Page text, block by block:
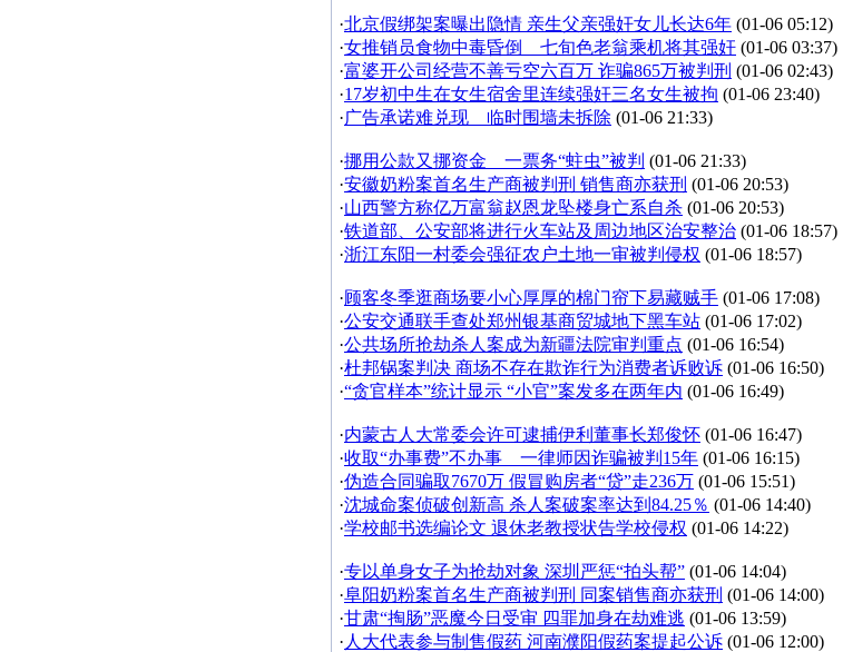
·北京假绑架案曝出隐情 亲生父亲强奸女儿长达6年 (01-06 05:12)
·女推销员食物中毒昏倒 七旬色老翁乘机将其强奸 (01-06 03:37)
·富婆开公司经营不善亏空六百万 诈骗865万被判刑 (01-06 02:43)
·17岁初中生在女生宿舍里连续强奸三名女生被拘 (01-06 23:40)
·广告承诺难兑现 临时围墙未拆除 (01-06 21:33)
·挪用公款又挪资金 一票务“蛀虫”被判 (01-06 21:33)
·安徽奶粉案首名生产商被判刑 销售商亦获刑 (01-06 20:53)
·山西警方称亿万富翁赵恩龙坠楼身亡系自杀 (01-06 20:53)
·铁道部、公安部将进行火车站及周边地区治安整治 (01-06 18:57)
·浙江东阳一村委会强征农户土地一审被判侵权 (01-06 18:57)
·顾客冬季逛商场要小心厚厚的棉门帘下易藏贼手 (01-06 17:08)
·公安交通联手查处郑州银基商贸城地下黑车站 (01-06 17:02)
·公共场所抢劫杀人案成为新疆法院审判重点 (01-06 16:54)
·杜邦锅案判决 商场不存在欺诈行为消费者诉败诉 (01-06 16:50)
·“贪官样本”统计显示 “小官”案发多在两年内 (01-06 16:49)
·内蒙古人大常委会许可逮捕伊利董事长郑俊怀 (01-06 16:47)
·收取“办事费”不办事 一律师因诈骗被判15年 (01-06 16:15)
·伪造合同骗取7670万 假冒购房者“贷”走236万 (01-06 15:51)
·沈城命案侦破创新高 杀人案破案率达到84.25％ (01-06 14:40)
·学校邮书选编论文 退休老教授状告学校侵权 (01-06 14:22)
·专以单身女子为抢劫对象 深圳严惩“拍头帮” (01-06 14:04)
·阜阳奶粉案首名生产商被判刑 同案销售商亦获刑 (01-06 14:00)
·甘肃“掏肠”恶魔今日受审 四罪加身在劫难逃 (01-06 13:59)
· 人大代表参与制售假药 河南濮阳假药案提起公诉 (01-06 12:00)